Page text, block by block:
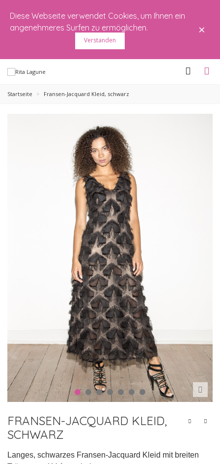
Diese Webseite verwendet Cookies, um Ihnen ein
angenehmeres Surfen zu ermöglichen.
Verstanden
×
Startseite > Fransen-Jacquard Kleid, schwarz
FRANSEN-JACQUARD KLEID,
SCHWARZ
Langes, schwarzes Fransen-Jacquard Kleid mit breiten